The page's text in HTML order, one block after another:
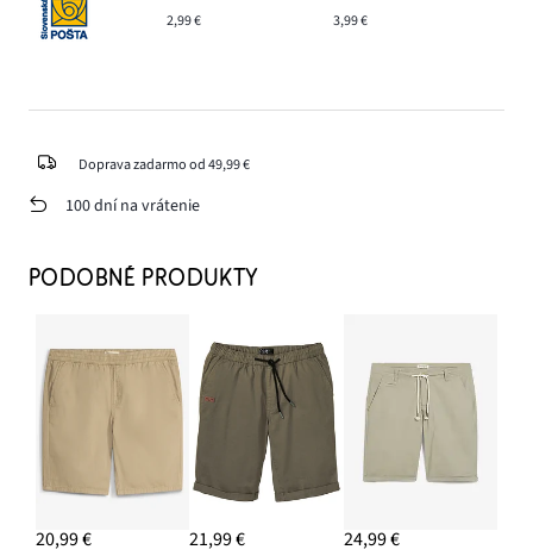
2,99 € 3,99 €
Doprava zadarmo od 49,99 €
100 dní na vrátenie
PODOBNÉ PRODUKTY
20,99 € 21,99 € 24,99 €